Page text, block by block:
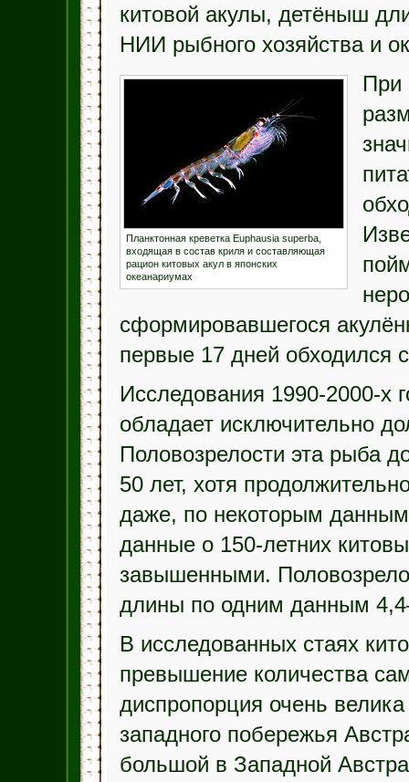
китовой акулы, детёныш
НИИ рыбного хозяйства и
Планктонная креветка Euphausia superba,
входящая в состав криля и составляющая
рацион китовых акул в японских
океанариумах
При
сформировавшегося
первые 17 дней обходился
Исследования 1990-2000-х
обладает исключительно
Половозрелости эта рыба
50 лет, хотя
даже, по некоторым
данные о 150-летних
завышенными.
длины по одним данным
В исследованных стаях
превышение количества
диспропорция очень
западного побережья
большой в Западной